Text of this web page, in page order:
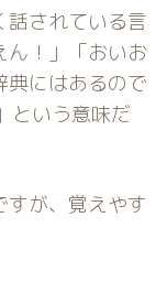
話されている言
ん！」「おいお
典にはあるので
という意味だ
すが、覚えやす